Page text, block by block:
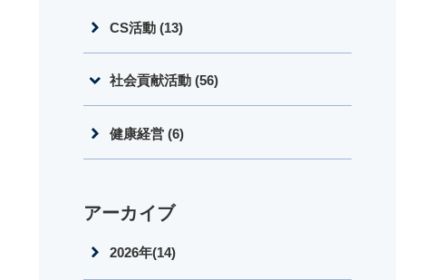
CS活動 (13)
社会貢献活動 (56)
健康経営 (6)
アーカイブ
2026年(14)